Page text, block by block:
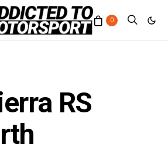
0
RS